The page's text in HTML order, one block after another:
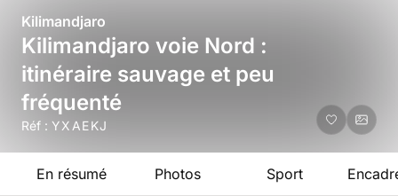
Kilimandjaro
Kilimandjaro voie Nord :
itinéraire sauvage et peu
fréquenté
Réf : YXAEKJ
En résumé Photos Sport